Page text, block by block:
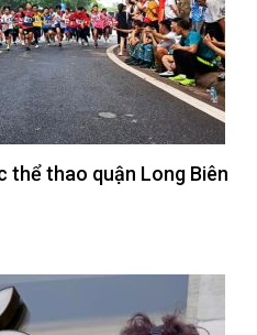
thể thao quận Long Biên